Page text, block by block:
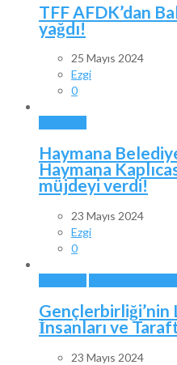
TFF AFDK’dan
yağdı!
25 Mayıs 2024
Ezgi
0
Haymana
Haymana
müjdeyi verdi!
23 Mayıs 2024
Ezgi
0
Gençlerbirliği’nin
İnsanları ve
23 Mayıs 2024